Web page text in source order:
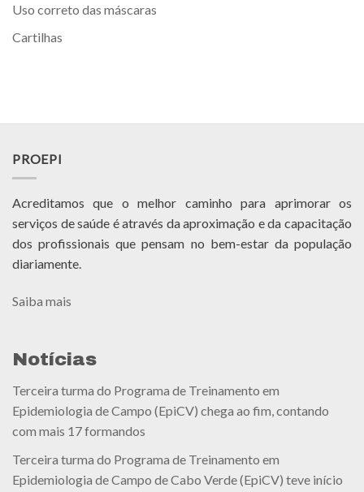
Uso correto das máscaras
Cartilhas
PROEPI
Acreditamos que o melhor caminho para aprimorar os
serviços de saúde é através da aproximação e da capacitação
dos profissionais que pensam no bem-estar da população
diariamente.
Saiba mais
Notícias
Terceira turma do Programa de Treinamento em
Epidemiologia de Campo (EpiCV) chega ao fim, contando
com mais 17 formandos
Terceira turma do Programa de Treinamento em
Epidemiologia de Campo de Cabo Verde (EpiCV) teve início